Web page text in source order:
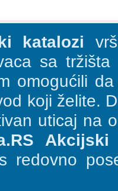
katalozi
sa
omogućili
koji želite.
uticaj na
Akcijski
redovno